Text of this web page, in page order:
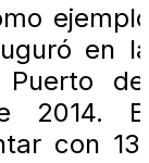
en
2014.
con